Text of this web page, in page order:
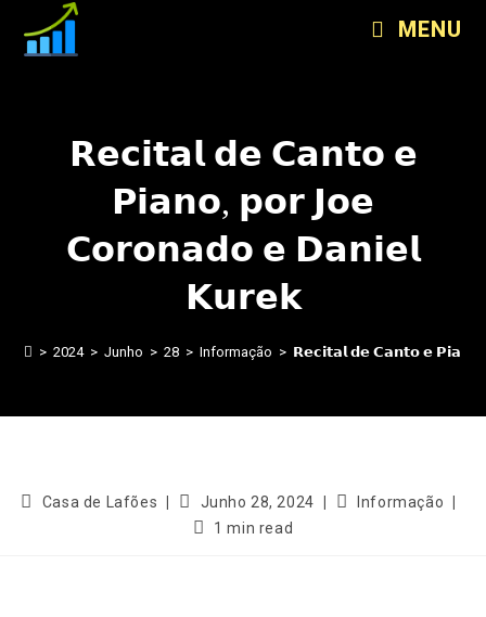
MENU
𝗥𝗲𝗰𝗶𝘁𝗮𝗹 𝗱𝗲 𝗖𝗮𝗻𝘁𝗼 𝗲
𝗣𝗶𝗮𝗻𝗼, 𝗽𝗼𝗿 𝗝𝗼𝗲
𝗖𝗼𝗿𝗼𝗻𝗮𝗱𝗼 𝗲 𝗗𝗮𝗻𝗶𝗲𝗹
𝗞𝘂𝗿𝗲𝗸
> 2024 > Junho > 28 > Informação > 𝗥𝗲𝗰𝗶𝘁𝗮𝗹 𝗱𝗲 𝗖𝗮𝗻𝘁𝗼 𝗲
Casa de Lafões Junho 28, 2024
Informação
1 min read